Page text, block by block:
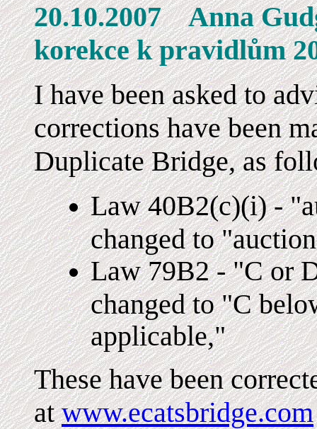
20.10.2007 Anna
korekce k pravidlům
I have been asked to
corrections have been
Duplicate Bridge, as
Law 40B2(c)(i) -
changed to
Law 79B2 - "C or
changed to "C
applicable,"
These have been
atwww.ecatsbridge.com